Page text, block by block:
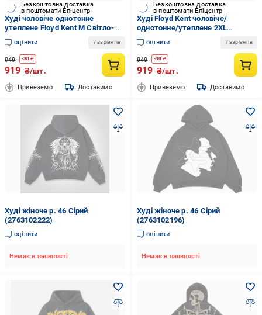
Безкоштовна доставка
в поштомати Епіцентр
Худі чоловіче однотонне
утеплене Floyd Kent M Світло-
сірий (7017-10-M)
оцінити 7 варіантів
949 -30 ₴
919 ₴/шт.
Привеземо Доставимо
Безкоштовна доставка
в поштомати Епіцентр
Худі Floyd Kent чоловіче/
однотонне/утеплене 2XL
Зелений (7017-06-2XL)
оцінити 7 варіантів
949 -30 ₴
919 ₴/шт.
Привеземо Доставимо
Худі жіноче р. 46 Сірий
(2763102222)
оцінити
Немає в наявності
Худі жіноче р. 46 Сірий
(2763102196)
оцінити
Немає в наявності